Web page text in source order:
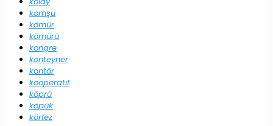
komşu
kömür
kömürü
kongre
konteyner
kontör
kooperatif
köprü
köpük
körfez